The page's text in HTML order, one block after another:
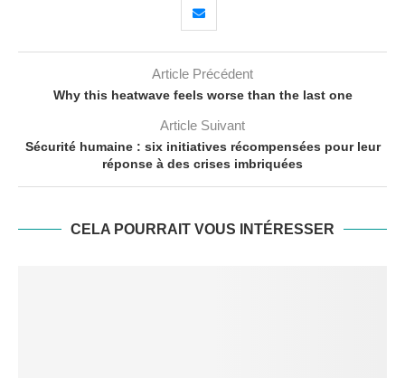
Article Précédent
Why this heatwave feels worse than the last one
Article Suivant
Sécurité humaine : six initiatives récompensées pour leur
réponse à des crises imbriquées
CELA POURRAIT VOUS INTÉRESSER